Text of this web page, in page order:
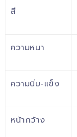
สี
ความหนา
ความนิ่ม-แข็ง
หน้ากว้าง